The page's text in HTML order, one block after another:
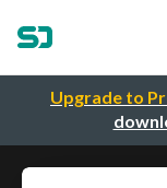
Upgrade to